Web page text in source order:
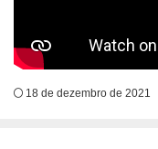
18 de dezembro de 2021